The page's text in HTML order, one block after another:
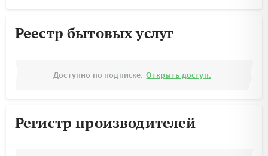
Реестр бытовых услуг
Доступно по подписке. Открыть доступ.
Регистр производителей